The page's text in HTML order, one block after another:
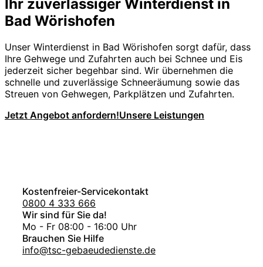
Ihr zuverlässiger Winterdienst in
Bad Wörishofen
Unser Winterdienst in Bad Wörishofen sorgt dafür, dass
Ihre Gehwege und Zufahrten auch bei Schnee und Eis
jederzeit sicher begehbar sind. Wir übernehmen die
schnelle und zuverlässige Schneeräumung sowie das
Streuen von Gehwegen, Parkplätzen und Zufahrten.
Jetzt Angebot anfordern!Unsere Leistungen
Kostenfreier-Servicekontakt
0800 4 333 666
Wir sind für Sie da!
Mo - Fr 08:00 - 16:00 Uhr
Brauchen Sie Hilfe
info@tsc-gebaeudedienste.de